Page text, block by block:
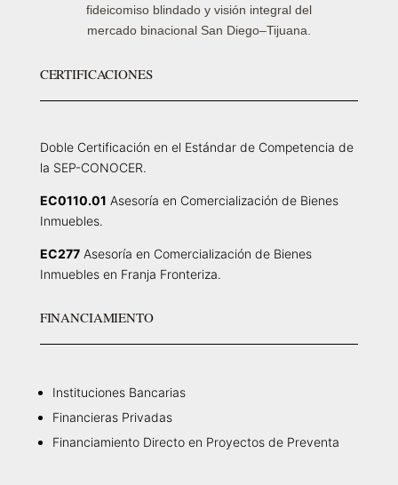
fideicomiso blindado y visión integral del
mercado binacional San Diego–Tijuana.
CERTIFICACIONES
Doble Certificación en el Estándar de Competencia de
la SEP-CONOCER.
EC0110.01 Asesoría en Comercialización de Bienes
Inmuebles.
EC277Asesoría en Comercialización de Bienes
Inmuebles en Franja Fronteriza.
FINANCIAMIENTO
Instituciones Bancarias
Financieras Privadas
Financiamiento Directo en Proyectos de Preventa